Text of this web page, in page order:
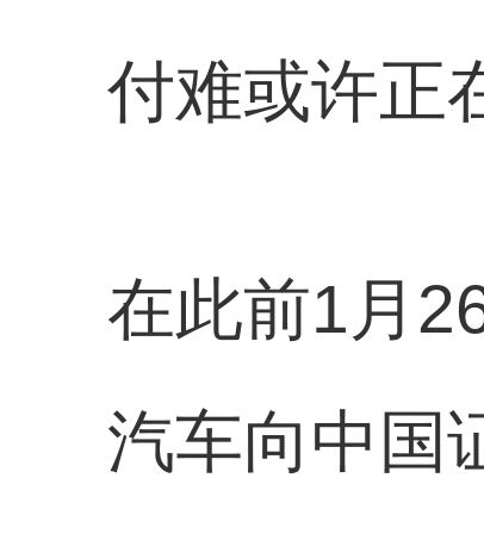
付难或许正
在此前1月
汽车向中国